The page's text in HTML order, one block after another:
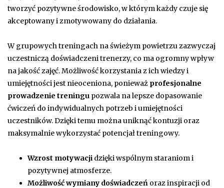
tworzyć pozytywne środowisko, w którym każdy czuje się
akceptowany i zmotywowany do działania.
W grupowych treningach na świeżym powietrzu zazwyczaj
uczestniczą doświadczeni trenerzy, co ma ogromny wpływ
na jakość zajęć. Możliwość korzystania z ich wiedzy i
umiejętności jest nieoceniona, ponieważ profesjonalne
prowadzenie treningu pozwala na lepsze dopasowanie
ćwiczeń do indywidualnych potrzeb i umiejętności
uczestników. Dzięki temu można uniknąć kontuzji oraz
maksymalnie wykorzystać potencjał treningowy.
Wzrost motywacji dzięki wspólnym staraniom i
pozytywnej atmosferze.
Możliwość wymiany doświadczeń oraz inspiracji od